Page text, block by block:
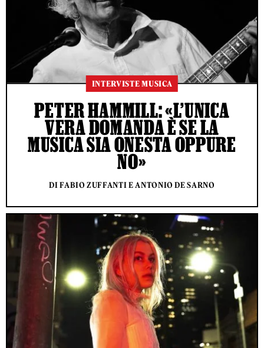
INTERVISTE MUSICA
PETER HAMMILL: «L’UNICA
VERA DOMANDA È SE LA
MUSICA SIA ONESTA OPPURE
NO»
DI FABIO ZUFFANTI E ANTONIO DE SARNO